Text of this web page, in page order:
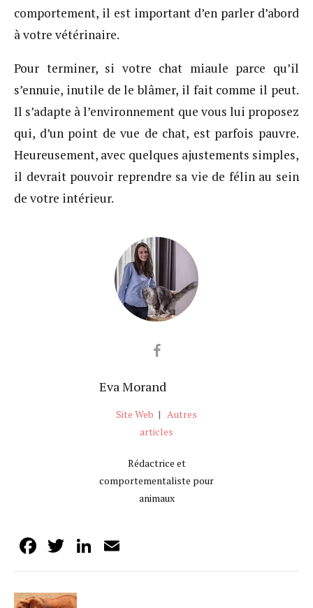
comportement, il est important d’en parler d’abord
à votre vétérinaire.
Pour terminer, si votre chat miaule parce qu’il
s’ennuie, inutile de le blâmer, il fait comme il peut.
Il s’adapte à l’environnement que vous lui proposez
qui, d’un point de vue de chat, est parfois pauvre.
Heureusement, avec quelques ajustements simples,
il devrait pouvoir reprendre sa vie de félin au sein
de votre intérieur.
Eva Morand
Site Web | Autres
articles
Rédactrice et
comportementaliste pour
animaux
Facebook
TwitterLinkedIn